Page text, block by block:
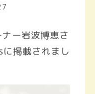
ー岩波博恵さ
掲載されまし